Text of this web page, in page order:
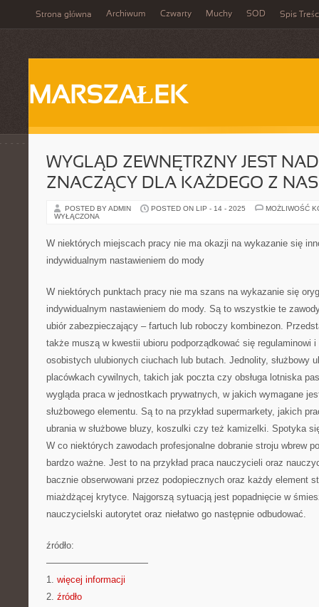
Strona główna Archiwum Czwarty Muchy SOD Spis
MARSZAŁEK
WYGLĄD ZEWNĘTRZNY JEST
ZNACZĄCY DLA KAŻDEGO Z NAS
POSTED BY ADMIN POSTED ON LIP - 14 - 2025
MOŻLIWOŚĆ
WYŁĄCZONA
W niektórych miejscach pracy nie ma okazji na wykazanie się
indywidualnym nastawieniem do mody
W niektórych punktach pracy nie ma szans na wykazanie się
indywidualnym nastawieniem do mody. Są to wszystkie te
ubiór zabezpieczający – fartuch lub roboczy kombinezon.
także muszą w kwestii ubioru podporządkować się regulaminowi
osobistych ulubionych ciuchach lub butach. Jednolity, służbowy
placówkach cywilnych, takich jak poczta czy obsługa lotniska
wygląda praca w jednostkach prywatnych, w jakich wymagane
służbowego elementu. Są to na przykład supermarkety, jakich
ubrania w służbowe bluzy, koszulki czy też kamizelki. Spotyka
W co niektórych zawodach profesjonalne dobranie stroju wbrew
bardzo ważne. Jest to na przykład praca nauczycieli oraz
bacznie obserwowani przez podopiecznych oraz każdy element
miażdżącej krytyce. Najgorszą sytuacją jest popadnięcie w
nauczycielski autorytet oraz niełatwo go następnie odbudować.
źródło:
———————————
1. więcej informacji
2. źródło